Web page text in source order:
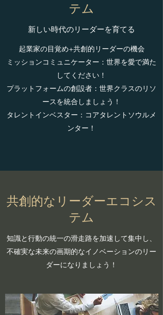
テム
​​新しい時代のリーダーを育てる
​起業家の目覚め+共創的リーダーの機会
ミッションコミュニケーター：世界を愛で満た
してください！
プラットフォームの創設者：世界クラスのリソ
ースを統合しましょう！
タレントインベスター：コアタレントソウルメ
ンター！
共創的なリーダーエコシス
テム
​​知識と行動の統一の滑走路を加速して集中し、
不確実な未来の画期的なイノベーションのリー
ダーになりましょう！